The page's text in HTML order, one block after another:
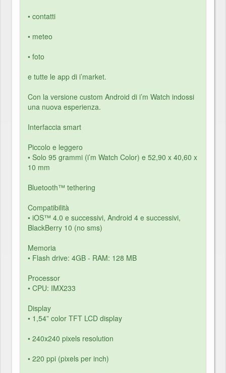
• contatti
• meteo
• foto
e tutte le app di i’market.
Con la versione custom Android di i’m Watch indossi
una nuova esperienza.
Interfaccia smart
Piccolo e leggero
• Solo 95 grammi (i’m Watch Color) e 52,90 x 40,60 x
10 mm
Bluetooth™ tethering
Compatibilità
• iOS™ 4.0 e successivi, Android 4 e successivi,
BlackBerry 10 (no sms)
Memoria
• Flash drive: 4GB - RAM: 128 MB
Processor
• CPU: IMX233
Display
• 1,54” color TFT LCD display
• 240x240 pixels resolution
• 220 ppi (pixels per inch)